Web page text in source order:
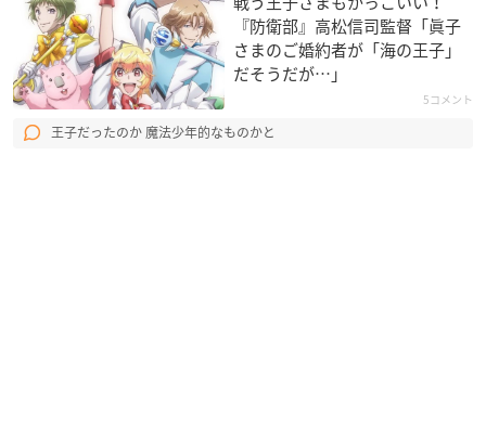
『防衛部』高松信司監督「眞子
さまのご婚約者が「海の王子」
だそうだが…」
5コメント
王子だったのか 魔法少年的なものかと